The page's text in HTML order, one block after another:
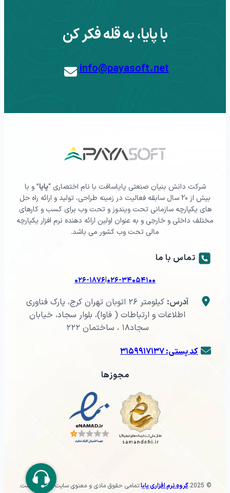
با پایا، به قله فکر کن
info@payasoft.net
شرکت دانش بنیان صنعتی پایاسافت با نام اختصاری “پایا” و با
بیش از ۲۰ سال سابقه فعالیت در زمینه طراحی، تولید و ارائه راه حل
های یکپارچه سازمانی تحت ویندوز و تحت وب برای کسب و کارهای
مختلف داخلی و خارجی و به عنوان اولین ارائه دهنده نرم افزار یکپارچه
مالی تحت وب کشور می باشد.
تماس با ما
۰۲۶-۳۴۰۵۴۱۰۰|۰۲۶-۱۸۷۶
آدرس:
کیلومتر ۲۶ اتوبان تهران کرج، پارک فناوری
اطلاعات و ارتباطات ( فاوا)، بلوار سجاد، خیابان
سجاد۱۸ ، ساختمان ۲۲۲
کد پستی: ۳۱۵۹۹۱۷۱۳۷
مجوزها
© 2025
.گروه نرم افزاری پایا.تمامی حقوق مادی و معنوی سایت محفوظ است.